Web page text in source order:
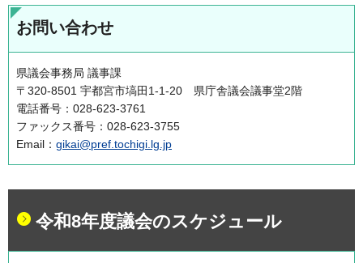
お問い合わせ
県議会事務局 議事課
〒320-8501 宇都宮市塙田1-1-20 県庁舎議会議事堂2階
電話番号：028-623-3761
ファックス番号：028-623-3755
Email： gikai@pref.tochigi.lg.jp
令和8年度議会のスケジュール